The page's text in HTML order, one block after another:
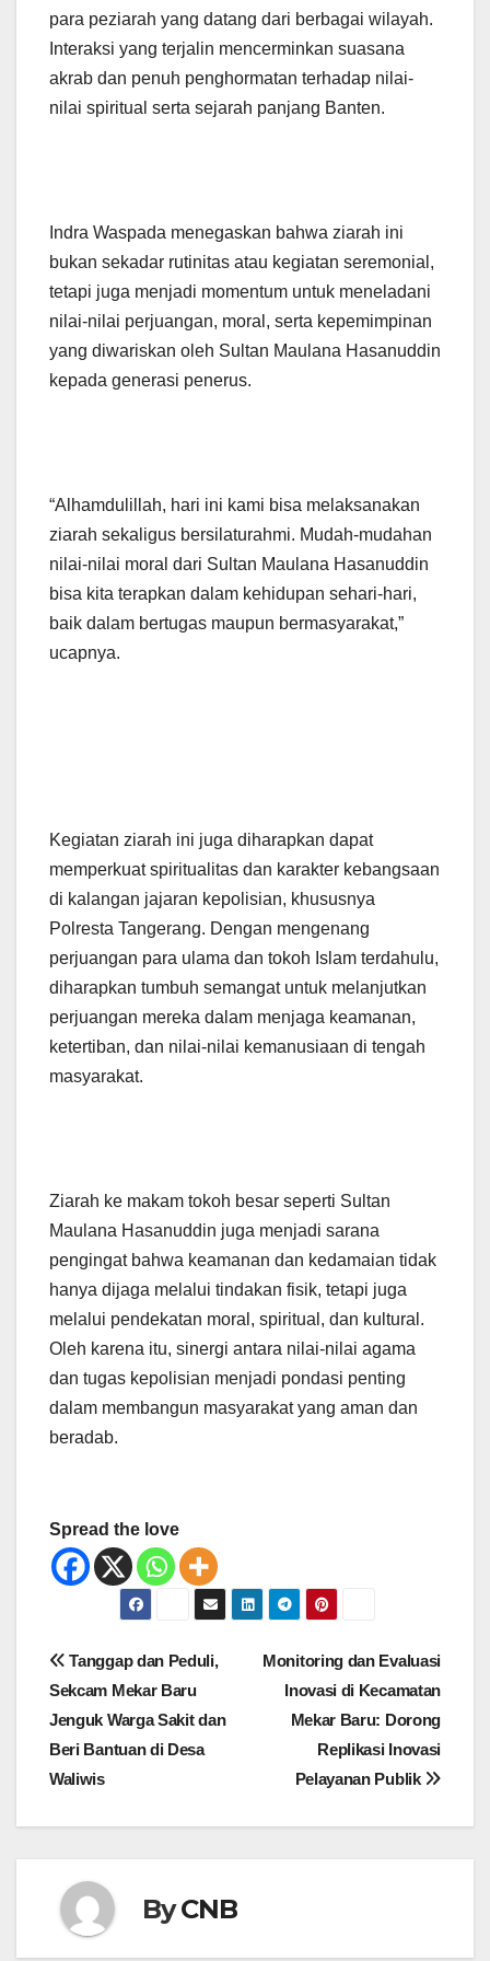
para peziarah yang datang dari berbagai wilayah.
Interaksi yang terjalin mencerminkan suasana
akrab dan penuh penghormatan terhadap nilai-
nilai spiritual serta sejarah panjang Banten.
Indra Waspada menegaskan bahwa ziarah ini
bukan sekadar rutinitas atau kegiatan seremonial,
tetapi juga menjadi momentum untuk meneladani
nilai-nilai perjuangan, moral, serta kepemimpinan
yang diwariskan oleh Sultan Maulana Hasanuddin
kepada generasi penerus.
“Alhamdulillah, hari ini kami bisa melaksanakan
ziarah sekaligus bersilaturahmi. Mudah-mudahan
nilai-nilai moral dari Sultan Maulana Hasanuddin
bisa kita terapkan dalam kehidupan sehari-hari,
baik dalam bertugas maupun bermasyarakat,”
ucapnya.
Kegiatan ziarah ini juga diharapkan dapat
memperkuat spiritualitas dan karakter kebangsaan
di kalangan jajaran kepolisian, khususnya
Polresta Tangerang. Dengan mengenang
perjuangan para ulama dan tokoh Islam terdahulu,
diharapkan tumbuh semangat untuk melanjutkan
perjuangan mereka dalam menjaga keamanan,
ketertiban, dan nilai-nilai kemanusiaan di tengah
masyarakat.
Ziarah ke makam tokoh besar seperti Sultan
Maulana Hasanuddin juga menjadi sarana
pengingat bahwa keamanan dan kedamaian tidak
hanya dijaga melalui tindakan fisik, tetapi juga
melalui pendekatan moral, spiritual, dan kultural.
Oleh karena itu, sinergi antara nilai-nilai agama
dan tugas kepolisian menjadi pondasi penting
dalam membangun masyarakat yang aman dan
beradab.
Spread the love
Navigasi
Monitoring dan Evaluasi
Inovasi di Kecamatan
Mekar Baru: Dorong
Replikasi Inovasi
Pelayanan Publik
Tanggap dan Peduli,
Sekcam Mekar Baru
Jenguk Warga Sakit dan
Beri Bantuan di Desa
Waliwis
ByCNB